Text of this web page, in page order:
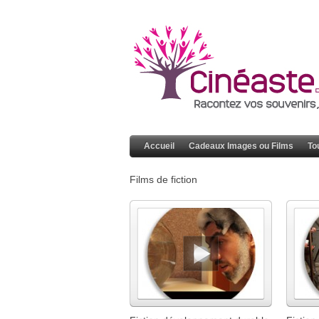
Accueil Cadeaux Images ou Films
Films de fiction